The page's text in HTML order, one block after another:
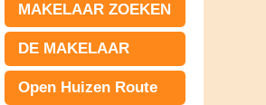
MAKELAAR ZOEKEN
DE MAKELAAR
Open Huizen Route